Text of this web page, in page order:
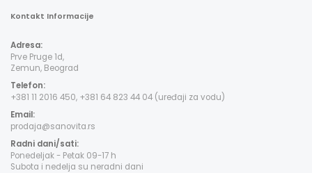
Kontakt Informacije
Adresa:
Prve Pruge 1d,
Zemun, Beograd
Telefon:
+381 11 2016 450, +381 64 823 44 04 (uređaji za vodu)
Email:
prodaja@sanovita.rs
Radni dani/sati:
Ponedeljak - Petak 09-17 h
Subota i nedelja su neradni dani